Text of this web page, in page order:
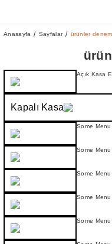
Anasayfa Sayfalar ürünler
Açık Kasa
Kapalı Kasa
Some
Some
Some
Some
Some